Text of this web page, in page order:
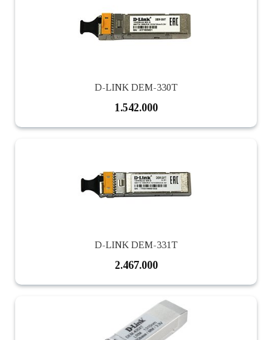
D-LINK DEM-330T
1.542.000
D-LINK DEM-331T
2.467.000